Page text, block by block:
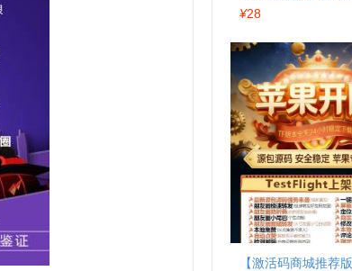
¥28
【激活码商城推荐